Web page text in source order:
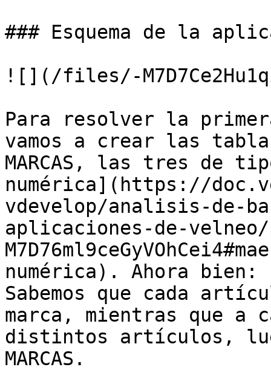
### Esquema de la
![](/files/-
Para resolver la
vamos a crear las tablas
MARCAS, las tres de
numérica](https://
vdevelop/analisis-de-
aplicaciones-de-
numérica). Ahora bien:
Sabemos que cada
marca, mientras que a
distintos artículos,
MARCAS.